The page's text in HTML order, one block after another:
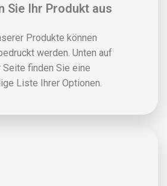
Sie Ihr Produkt aus
Produkte können
werden. Unten auf
finden Sie eine
Liste Ihrer Optionen.